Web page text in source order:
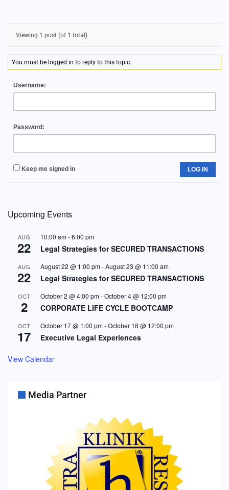
Viewing 1 post (of 1 total)
You must be logged in to reply to this topic.
Username:
Password:
Keep me signed in LOG IN
Upcoming Events
AUG
22
10:00 am-6:00 pm
Legal Strategies for SECURED TRANSACTIONS
AUG
22
August 22 @ 1:00 pm-August 23 @ 11:00 am
Legal Strategies for SECURED TRANSACTIONS
OCT
2
October 2 @ 4:00 pm-October 4 @ 12:00 pm
CORPORATE LIFE CYCLE BOOTCAMP
OCT
17
October 17 @ 1:00 pm-October 18 @ 12:00 pm
Executive Legal Experiences
View Calendar
Media Partner